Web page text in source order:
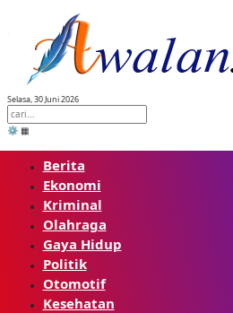
Selasa, 30 Juni 2026
⚙️ ▦
Berita
Ekonomi
Kriminal
Olahraga
Gaya Hidup
Politik
Otomotif
Kesehatan